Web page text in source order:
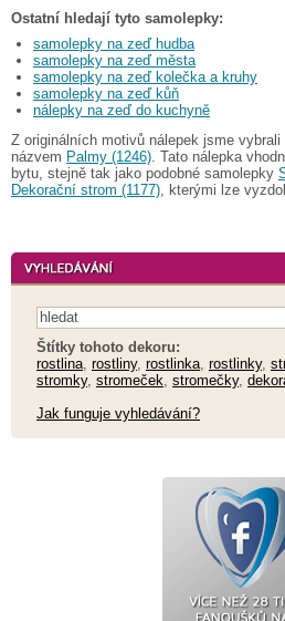
Ostatní hledají tyto samolepky:
samolepky na zeď hudba
samolepky na zeď města
samolepky na zeď kolečka a kruhy
samolepky na zeď kůň
nálepky na zeď do kuchyně
Z originálních motivů nálepek jsme
názvem Palmy (1246) . Tato nálepka
bytu, stejně tak jako podobné samolepky
Dekorační strom (1177) , kterými lze
Štítky tohoto dekoru:
rostlina rostliny, rostlinka rostlinky,
stromky, stromeček stromečky,
Jak funguje vyhledávání?